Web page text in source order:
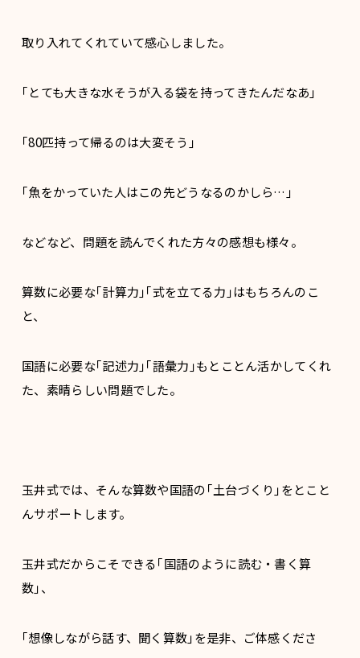
取り入れてくれていて感心しました。
｢とても大きな水そうが入る袋を持ってきたんだなあ｣
｢80匹持って帰るのは大変そう｣
｢魚をかっていた人はこの先どうなるのかしら…｣
などなど、問題を読んでくれた方々の感想も様々。
算数に必要な｢計算力｣｢式を立てる力｣はもちろんのこ
と、
国語に必要な｢記述力｣｢語彙力｣もとことん活かしてくれ
た、素晴らしい問題でした。
玉井式では、そんな算数や国語の｢土台づくり｣をとこと
んサポートします。
玉井式だからこそできる｢国語のように読む・書く算
数｣、
｢想像しながら話す、聞く算数｣を是非、ご体感くださ